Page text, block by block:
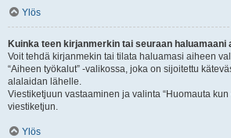
Ylös
Kuinka teen kirjanmerkin tai seuraan haluamaani
Voit tehdä kirjanmekin tai tilata haluamasi aiheen
“Aiheen työkalut” -valikossa, joka on sijoitettu
alalaidan lähelle.
Viestiketjuun vastaaminen ja valinta “Huomauta
viestiketjun.
Ylös